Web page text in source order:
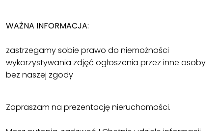
WAŻNA INFORMACJA:
zastrzegamy sobie prawo do niemożności
wykorzystywania zdjęć ogłoszenia przez inne osoby
bez naszej zgody
Zapraszam na prezentację nieruchomości.